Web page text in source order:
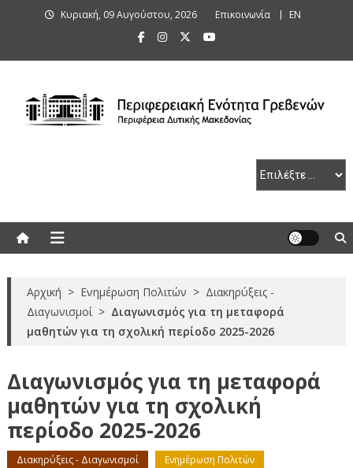
Κυριακή, 09 Αυγούστου, 2026 Επικοινωνία ΕΝ
Αρχική > Ενημέρωση Πολιτών > Διακηρύξεις -
Διαγωνισμοί > Διαγωνισμός για τη μεταφορά
μαθητών για τη σχολική περίοδο 2025-2026
Διαγωνισμός για τη μεταφορά
μαθητών για τη σχολική
περίοδο 2025-2026
Διακηρύξεις - Διαγωνισμοί Ενημέρωση Πολιτών